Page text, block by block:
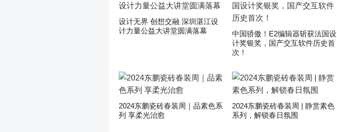
设计无界 创想交融 深圳湛江设
计力量公益大讲堂圆满落幕
中国骄傲！E2编辑器斩获法国设
计奖银奖，国产交互软件历史首
次！
2024东鹏瓷砖春装周｜品素色系
列 享柔光治愈
2024东鹏瓷砖春装周 | 静赏素色
系列，解锁春日氛围